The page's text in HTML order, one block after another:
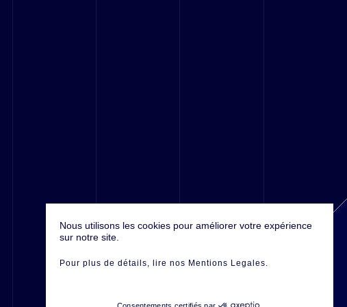
© 2016 Antefixe, Tous droits réservés.
Nous utilisons les cookies pour améliorer votre expérience
sur notre site.
Pour plus de détails , lire nos Mentions Legales
Consentements certifiés par